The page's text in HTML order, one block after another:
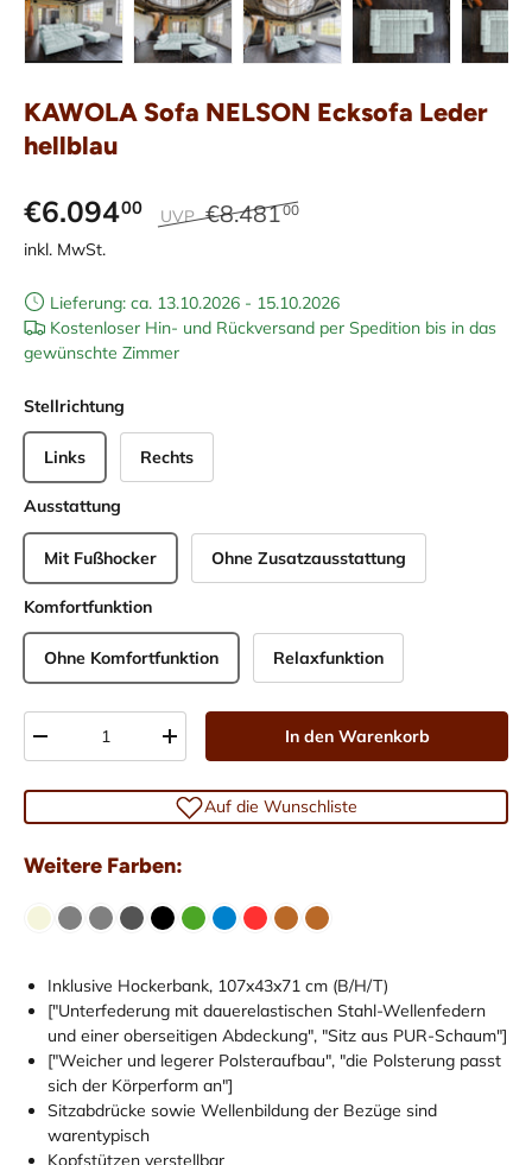
Bild 35 in Galerieansicht laden
Bild 36 in Galerieansicht laden
Bild 37 in Galerieansicht laden
Bild 38 in Bild 39
KAWOLA Sofa NELSON Ecksofa Leder
hellblau
€6.09400 UVP €8.48100
inkl. MwSt.
Lieferung: ca. 13.10.2026 - 15.10.2026
Kostenloser Hin- und Rückversand per Spedition bis in das
gewünschte Zimmer
Stellrichtung
Links Rechts
Ausstattung
Mit Fußhocker Ohne Zusatzausstattung
Komfortfunktion
Ohne Komfortfunktion Relaxfunktion
-
+ In den Warenkorb
Auf die Wunschliste
Weitere Farben:
Inklusive Hockerbank, 107x43x71 cm (B/H/T)
["Unterfederung mit dauerelastischen Stahl-Wellenfedern
und einer oberseitigen Abdeckung", "Sitz aus PUR-Schaum"]
["Weicher und legerer Polsteraufbau", "die Polsterung passt
sich der Körperform an"]
Sitzabdrücke sowie Wellenbildung der Bezüge sind
warentypisch
Kopfstützen verstellbar